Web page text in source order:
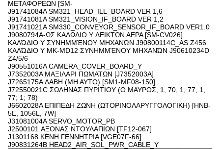
ΜΕΤΑΦΟΡΕΩΝ [SM-
J91741084A SM321_HEAD_ILL_BOARD VER 1,6
J91741081A SM321_VISION_IF_BOARD VER 1,2
J91741021A SM330_CONVEYOR_SENSOR_IF_BOARD VER1.0
J9080794A-ΩΣ ΚΑΛΩΔΙΟ Y ΔΕΙΚΤΩΝ ΑΕΡΑ [SM-CV026]
ΚΑΛΏΔΙΟ Y ΣΥΝΗΜΜΈΝΟΥ ΜΗΧΑΝΏΝ J90800114C_AS Z456
ΚΑΛΏΔΙΟ Y MK-MD12 ΣΥΝΗΜΜΈΝΟΥ ΜΗΧΑΝΏΝ J90610234D
Z4/5/6
J90551016A CAMERA_COVER_BOARD_Y
J7352003A ΜΑΞΙΛΑΡΙ ΠΩΜΑΤΩΝ [J7352003A]
J7265175A ΛΑΒΗ (ΜΗ ΑΥΤΟ) [SM1-MF08-150]
J72550021C ΣΩΛΗΝΑΣ ΠΥΡΙΤΙΟΥ (Ο ΜΑΥΡΟΣ; 1; 70; 1; 77; 1;
77; 1; 78)
J6602028A ΕΠΙΠΕΔΗ ΖΩΝΗ (ΩΤΟΡΙΝΟΛΑΡΥΓΓΟΛΟΓΙΚΗ) [HNB-
5E, 1056L, 7W]
J31081004A SERVO_MOTOR_PB
J2500101 ΑΞΟΝΑΣ ΝΤΟΥΛΑΠΙΩΝ [TF12-067]
J1301168 ΚΕΝΗ ΓΕΝΝΗΤΡΙΑ [VGE07F-66]
J90831264B HEAD2_AIR_SOL_PWR_CABLE_Y